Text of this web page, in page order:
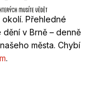
okolí. Přehledné
v Brně – denně
města. Chybí
.